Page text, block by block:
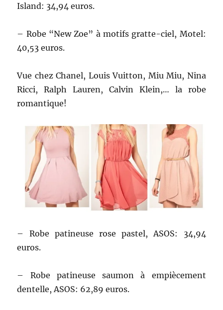
Island: 34,94 euros.
– Robe “New Zoe” à motifs gratte-ciel, Motel:
40,53 euros.
Vue chez Chanel, Louis Vuitton, Miu Miu, Nina
Ricci, Ralph Lauren, Calvin Klein,… la robe
romantique!
– Robe patineuse rose pastel, ASOS: 34,94
euros.
– Robe patineuse saumon à empiècement
dentelle, ASOS: 62,89 euros.